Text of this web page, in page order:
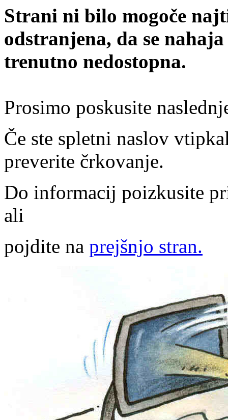
Strani ni bilo mogoče
odstranjena, da se
trenutno nedostopna.
Prosimo poskusite
Če ste spletni naslov
preverite črkovanje.
Do informacij poizkusite
ali
pojdite na prejšnjo stran.